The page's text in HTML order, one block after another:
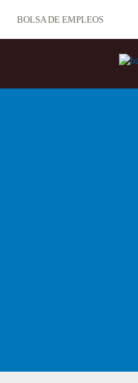
BOLSA DE EMPLEOS